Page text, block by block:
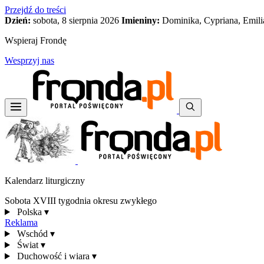
Przejdź do treści
Dzień: sobota, 8 sierpnia 2026 Imieniny: Dominika, Cypriana,
Wspieraj Frondę
Wesprzyj nas
Kalendarz liturgiczny
Sobota XVIII tygodnia okresu zwykłego
Polska ▾
Reklama
Wschód ▾
Świat ▾
Duchowość i wiara ▾